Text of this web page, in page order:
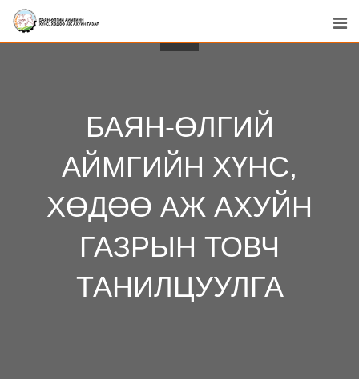
Skip
БАЯН-ӨЛГИЙ
АЙМГИЙН ХҮНС,
ХӨДӨӨ АЖ АХУЙН
ГАЗРЫН ТОВЧ
ТАНИЛЦУУЛГА